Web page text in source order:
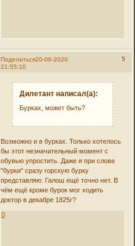
Поделиться 5
20-06-2020
21:55:10
Дилетант написал(а):
Бурках, может быть?
Возможно и в бурках. Только хотелось
бы этот незначительный момент с
обувью упростить. Даже я при слове
"бурки" сразу горскую бурку
представляю. Галош ещё точно нет. В
чём ещё кроме бурок мог ходить
доктор в декабре 1825г?
0